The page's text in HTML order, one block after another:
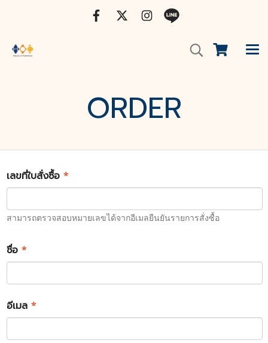
ORDER
เลขที่ใบสั่งซื้อ *
สามารถตรวจสอบหมายเลขได้จากอีเมลยืนยันรายการสั่งซื้อ
ชื่อ *
อีเมล *